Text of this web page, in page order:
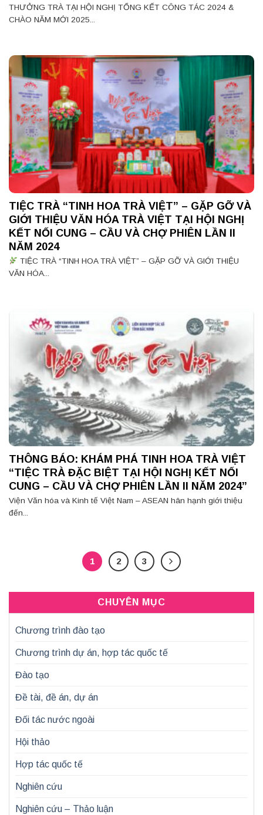
THƯỞNG TRÀ TẠI HỘI NGHỊ TỔNG KẾT CÔNG TÁC 2024 &
CHÀO NĂM MỚI 2025...
TIỆC TRÀ “TINH HOA TRÀ VIỆT” – GẶP GỠ VÀ
GIỚI THIỆU VĂN HÓA TRÀ VIỆT TẠI HỘI NGHỊ
KẾT NỐI CUNG – CẦU VÀ CHỢ PHIÊN LẦN II
NĂM 2024
TIỆC TRÀ “TINH HOA TRÀ VIỆT” – GẶP GỠ VÀ GIỚI THIỆU
VĂN HÓA...
THÔNG BÁO: KHÁM PHÁ TINH HOA TRÀ VIỆT
“TIỆC TRÀ ĐẶC BIỆT TẠI HỘI NGHỊ KẾT NỐI
CUNG – CẦU VÀ CHỢ PHIÊN LẦN II NĂM 2024”
Viện Văn hóa và Kinh tế Việt Nam – ASEAN hân hạnh giới thiệu
đến...
1 2 3
CHUYÊN MỤC
Chương trình đào tạo
Chương trình dự án, hợp tác quốc tế
Đào tạo
Đề tài, đề án, dự án
Đối tác nước ngoài
Hội thảo
Hợp tác quốc tế
Nghiên cứu
Nghiên cứu – Thảo luận